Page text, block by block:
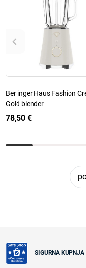
Berlinger Haus Fashion
Gold blender
78,50 €
SIGURNA KUPNJA